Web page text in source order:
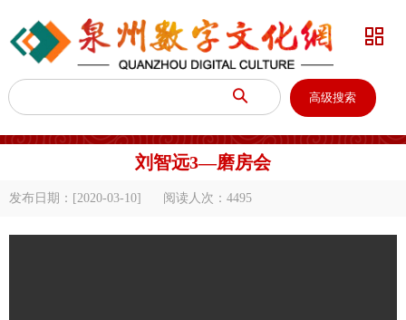
 高级搜索

刘智远3—磨房会
发布日期：[2020-03-10] 阅读人次： 4495